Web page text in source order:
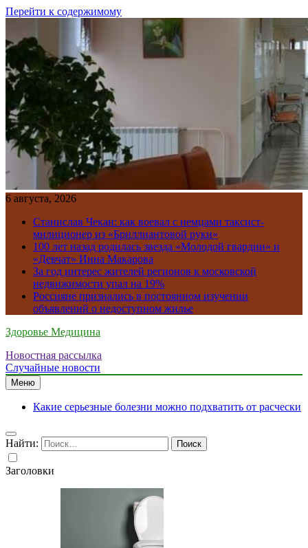
Перейти к содержимому
6 августа, 2026
Станислав Чекан: как воевал с немцами таксист-
милиционер из «Бриллиантовой руки»
100 лет назад родилась звезда «Молодой гвардии» и
«Девчат» Инна Макарова
За год интерес жителей регионов к московской
недвижимости упал на 19%
Россияне признались в постоянном изучении
объявлений о недоступном жилье
Здоровье Медицина
Новостная рассылка
Случайные новости
Меню
Какие серьезные болезни можно подхватить от расчески
Найти:
Заголовки